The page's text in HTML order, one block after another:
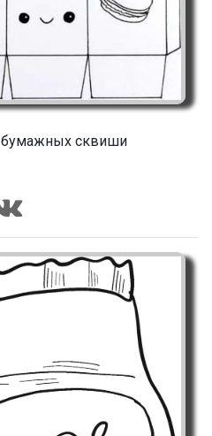
бумажных сквиши